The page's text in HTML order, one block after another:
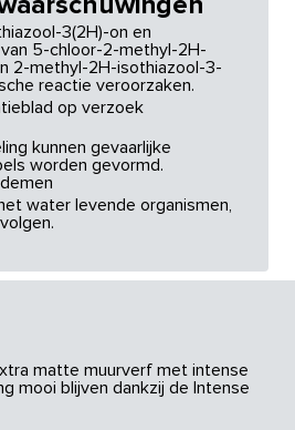
3(2H)-on en
van 5-chloor-2-methyl-2H-
2-methyl-2H-isothiazool-3-
reactie veroorzaken.
op verzoek
kunnen gevaarlijke
worden gevormd.
water levende organismen,
matte muurverf met intense
mooi blijven dankzij de Intense